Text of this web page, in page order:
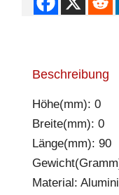
Beschreibung
Höhe(mm): 0
Breite(mm): 0
Länge(mm): 90
Material: